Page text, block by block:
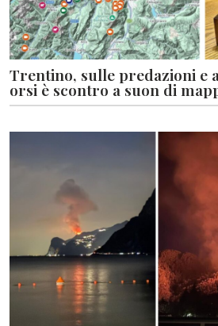
Trentino, sulle predazioni e
orsi è scontro a suon di